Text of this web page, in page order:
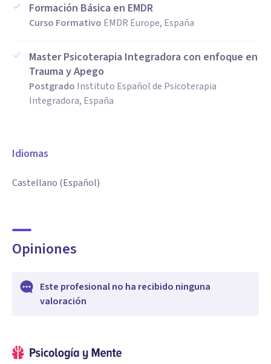
Formación Básica en EMDR
Curso Formativo EMDR Europe, España
Master Psicoterapia Integradora con enfoque en
Trauma y Apego
Postgrado Instituto Español de Psicoterapia
Integradora, España
Idiomas
Castellano (Español)
Opiniones
Este profesional no ha recibido ninguna
valoración